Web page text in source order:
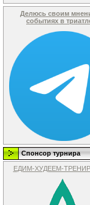
Делюсь своим
событиях в
Спонсор турнира
ЕДИМ-ХУДЕЕМ-